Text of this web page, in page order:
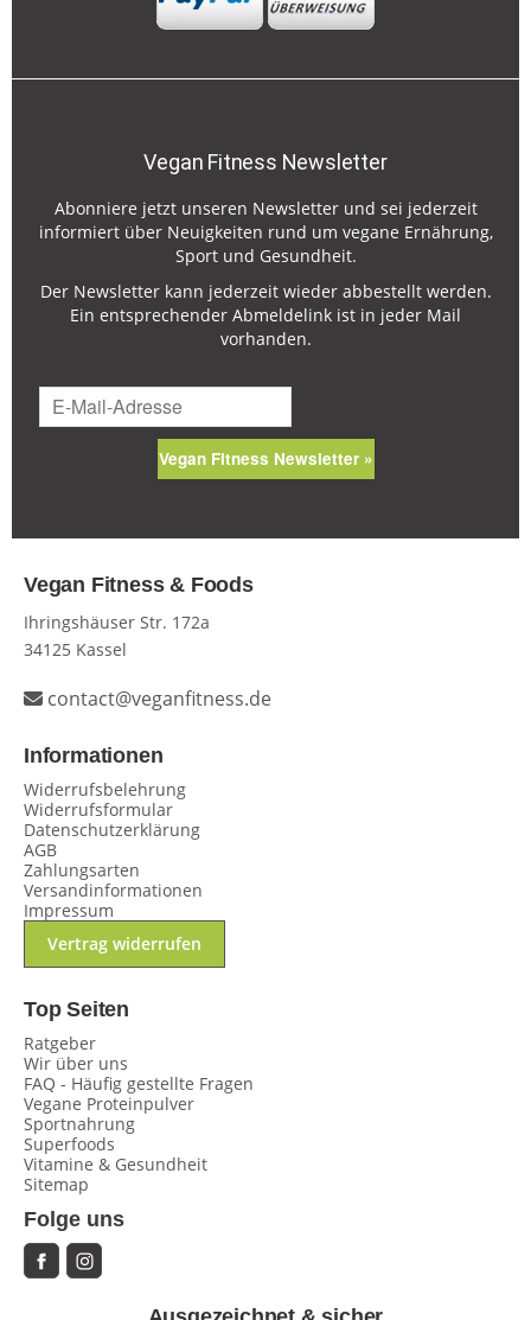
Vegan Fitness Newsletter
Abonniere jetzt unseren Newsletter und sei jederzeit
informiert über Neuigkeiten rund um vegane Ernährung,
Sport und Gesundheit.
Der Newsletter kann jederzeit wieder abbestellt werden.
Ein entsprechender Abmeldelink ist in jeder Mail
vorhanden.
Vegan Fitness Newsletter »
Vegan Fitness & Foods
Ihringshäuser Str. 172a
34125 Kassel
contact@veganfitness.de
Informationen
Widerrufsbelehrung
Widerrufsformular
Datenschutzerklärung
AGB
Zahlungsarten
Versandinformationen
Impressum
Vertrag widerrufen
Top Seiten
Ratgeber
Wir über uns
FAQ - Häufig gestellte Fragen
Vegane Proteinpulver
Sportnahrung
Superfoods
Vitamine & Gesundheit
Sitemap
Folge uns